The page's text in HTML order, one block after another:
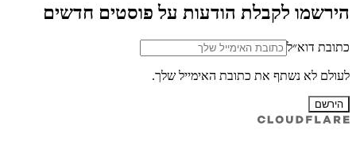
הירשמו לקבלת הודעות על פוסטים חדשים
כתובת דוא״ל
לעולם לא נשתף את כתובת האימייל שלך.
הירשם